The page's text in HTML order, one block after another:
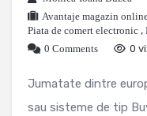
Avantaje magazin
Piata de comert electronic ,
0 Comments
0
Jumatate dintre
sau sisteme de tip